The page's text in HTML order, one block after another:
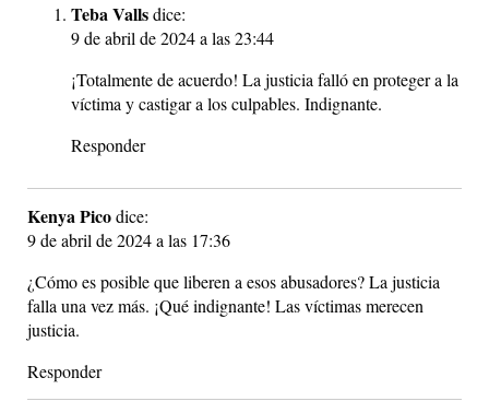
Teba Vallsdice:
9 de abril de 2024 a las 23:44
¡Totalmente de acuerdo! La justicia falló en proteger a la
víctima y castigar a los culpables. Indignante.
Responder
Kenya Picodice:
9 de abril de 2024 a las 17:36
¿Cómo es posible que liberen a esos abusadores? La justicia
falla una vez más. ¡Qué indignante! Las víctimas merecen
justicia.
Responder